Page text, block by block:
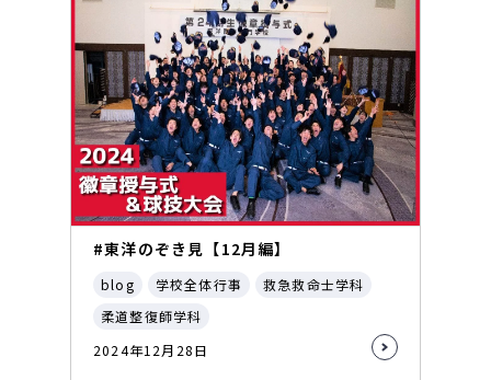
#東洋のぞき見【12月編】
blog 学校全体行事
救急救命士学科
柔道整復師学科
2024年12月28日